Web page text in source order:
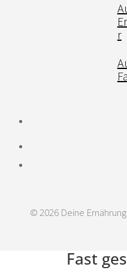
r
© 2026 Deine Ernährung
Fast